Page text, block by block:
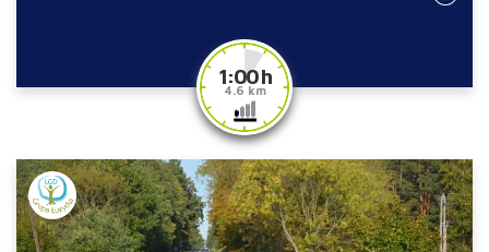
1:00 h
4.6 km